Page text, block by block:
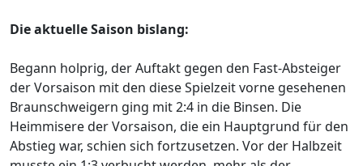
Die aktuelle Saison bislang:
Begann holprig, der Auftakt gegen den Fast-Absteiger
der Vorsaison mit den diese Spielzeit vorne gesehenen
Braunschweigern ging mit 2:4 in die Binsen. Die
Heimmisere der Vorsaison, die ein Hauptgrund für den
Abstieg war, schien sich fortzusetzen. Vor der Halbzeit